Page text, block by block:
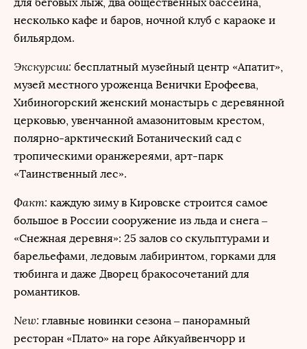
несколько кафе и баров, ночной клуб с караоке и
бильярдом.
Экскурсии: бесплатный музейный центр «Апатит»,
музей местного уроженца Венички Ерофеева,
Хибиногорский женский монастырь с деревянной
церковью, увенчанной амазонитовым крестом,
полярно-арктический Ботанический сад с
тропическими оранжереями, арт-парк
«Таинственный лес».
Факт: каждую зиму в Кировске строится самое
большое в России сооружение из льда и снега –
«Снежная деревня»: 25 залов со скульптурами и
барельефами, ледовым лабиринтом, горками для
тюбинга и даже Дворец бракосочетаний для
романтиков.
New: главные новинки сезона – панорамный
ресторан «Плато» на горе Айкуайвенчорр и